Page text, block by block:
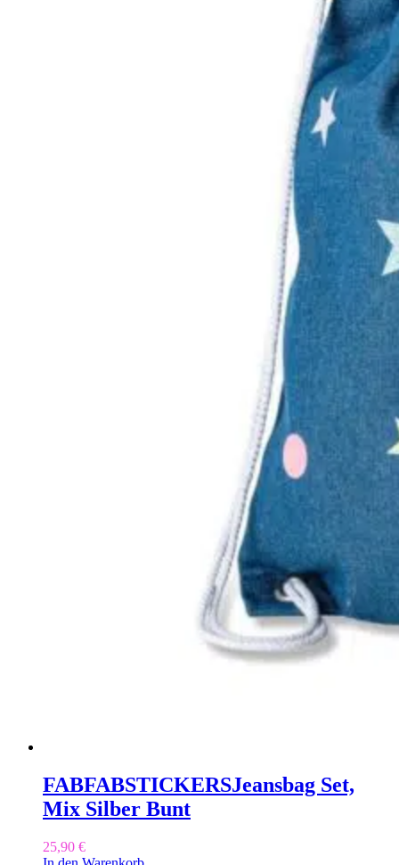
FABFABSTICKERSJeansbag Set,
Mix Silber Bunt
25,90 €